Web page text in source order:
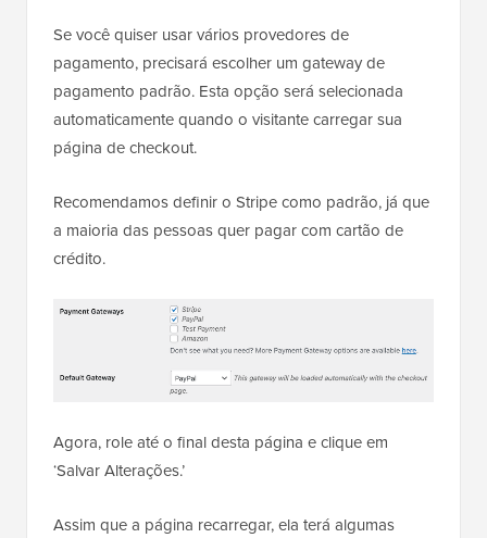
Se você quiser usar vários provedores de
pagamento, precisará escolher um gateway de
pagamento padrão. Esta opção será selecionada
automaticamente quando o visitante carregar sua
página de checkout.
Recomendamos definir o Stripe como padrão, já que
a maioria das pessoas quer pagar com cartão de
crédito.
Agora, role até o final desta página e clique em
‘Salvar Alterações.’
Assim que a página recarregar, ela terá algumas